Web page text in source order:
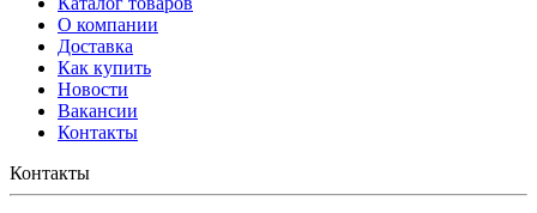
О компании
Доставка
Как купить
Новости
Вакансии
Контакты
Контакты